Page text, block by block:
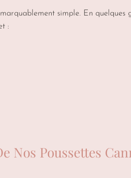
simple. En quelques
:
Nos Poussettes